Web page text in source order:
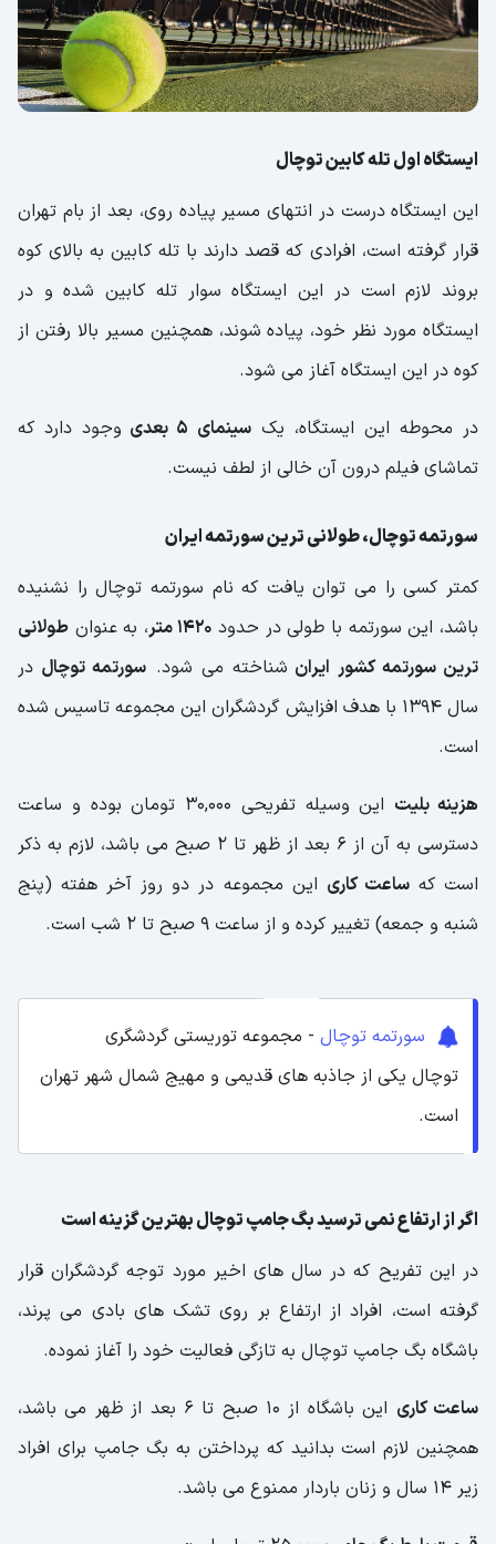
ایستگاه اول تله کابین توچال
این ایستگاه درست در انتهای مسیر پیاده روی، بعد از بام تهران
قرار گرفته است، افرادی که قصد دارند با تله کابین به بالای کوه
بروند لازم است در این ایستگاه سوار تله کابین شده و در
ایستگاه مورد نظر خود، پیاده شوند، همچنین مسیر بالا رفتن از
کوه در این ایستگاه آغاز می شود.
در محوطه این ایستگاه، یکسینمای 5 بعدی
وجود دارد که
تماشای فیلم درون آن خالی از لطف نیست.
سورتمه توچال، طولانی ترین سورتمه ایران
کمتر کسی را می توان یافت که نام سورتمه توچال را نشنیده
باشد، این سورتمه با طولی در حدود 1420 متر ، به عنوان طولانی
ترین سورتمه کشور ایران شناخته می شود. سورتمه توچالدر
سال 1394 با هدف افزایش گردشگران این مجموعه تاسیس شده
است.
هزینه بلیت
این وسیله تفریحی 30,000 تومان بوده و ساعت
دسترسی به آن از 6 بعد از ظهر تا 2 صبح می باشد، لازم به ذکر
است کهساعت کاری این مجموعه در دو روز آخر هفته (پنج
شنبه و جمعه) تغییر کرده و از ساعت 9 صبح تا 2 شب است.
سورتمه توچال - مجموعه توریستی گردشگری
توچال یکی از جاذبه های قدیمی و مهیج شمال شهر تهران
است.
اگر از ارتفاع نمی ترسید بگ جامپ توچال بهترین گزینه است
در این تفریح که در سال های اخیر مورد توجه گردشگران قرار
گرفته است، افراد از ارتفاع بر روی تشک های بادی می پرند،
باشگاه بگ جامپ توچال به تازگی فعالیت خود را آغاز نموده.
ساعت کاری
این باشگاه از 10 صبح تا 6 بعد از ظهر می باشد،
همچنین لازم است بدانید که پرداختن به بگ جامپ برای افراد
زیر 14 سال و زنان باردار ممنوع می باشد.